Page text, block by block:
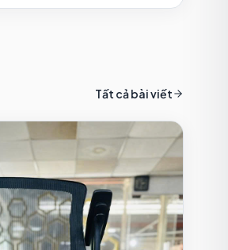
Tất cả bài viết